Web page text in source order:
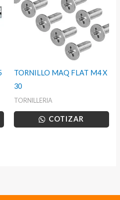
TORNILLO MAQ FLAT M4 X
30
TORNILLERIA
COTIZAR